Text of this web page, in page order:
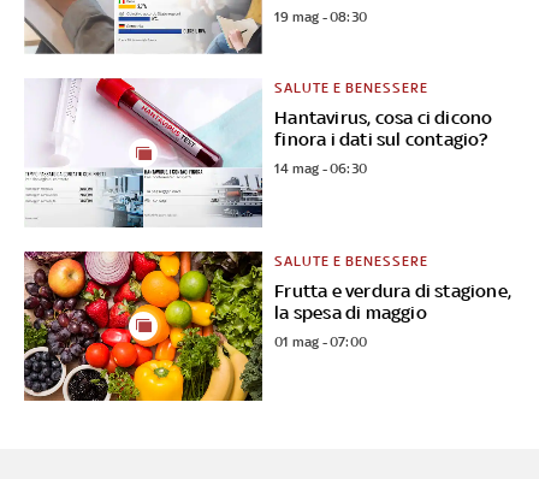
19 mag - 08:30
Hantavirus, cosa ci dicono
finora i dati sul contagio?
SALUTE E BENESSERE
14 mag - 06:30
Frutta e verdura di stagione,
la spesa di maggio
SALUTE E BENESSERE
01 mag - 07:00